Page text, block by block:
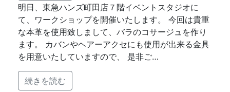
明日、東急ハンズ町田店７階イベントスタジオに
て、ワークショップを開催いたします。 今回は貴重
な本革を使用致しまして、バラのコサージュを作り
ます。 カバンやヘアーアクセにも使用が出来る金具
を用意いたしていますので、 是非ご…
続きを読む